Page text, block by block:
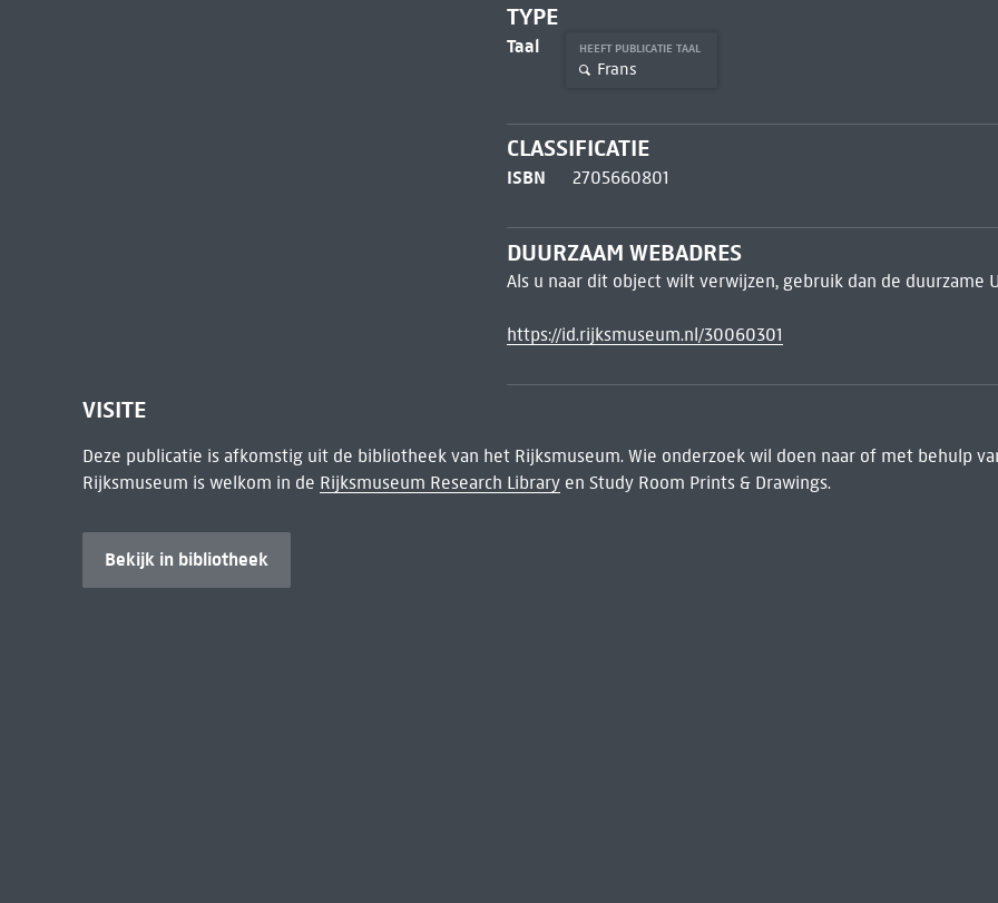
TYPE
Taal HEEFT PUBLICATIE TAAL
Frans
CLASSIFICATIE
ISBN 2705660801
DUURZAAM WEBADRES
Als u naar dit object wilt verwijzen, gebruik dan de duurzame
https://id.rijksmuseum.nl/30060301
VISITE
Deze publicatie is afkomstig uit de bibliotheek van het Rijksmuseum. Wie onderzoek wil doen naar of met behulp
Rijksmuseum is welkom in de Rijksmuseum Research Libraryen Study Room Prints & Drawings.
Bekijk in bibliotheek